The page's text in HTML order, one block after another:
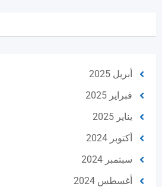
أبريل 2025
فبراير 2025
يناير 2025
أكتوبر 2024
سبتمبر 2024
أغسطس 2024